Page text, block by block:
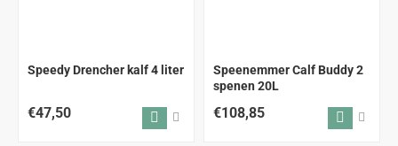
Speedy Drencher kalf 4 liter
€47,50
Speenemmer Calf Buddy 2
spenen 20L
€108,85